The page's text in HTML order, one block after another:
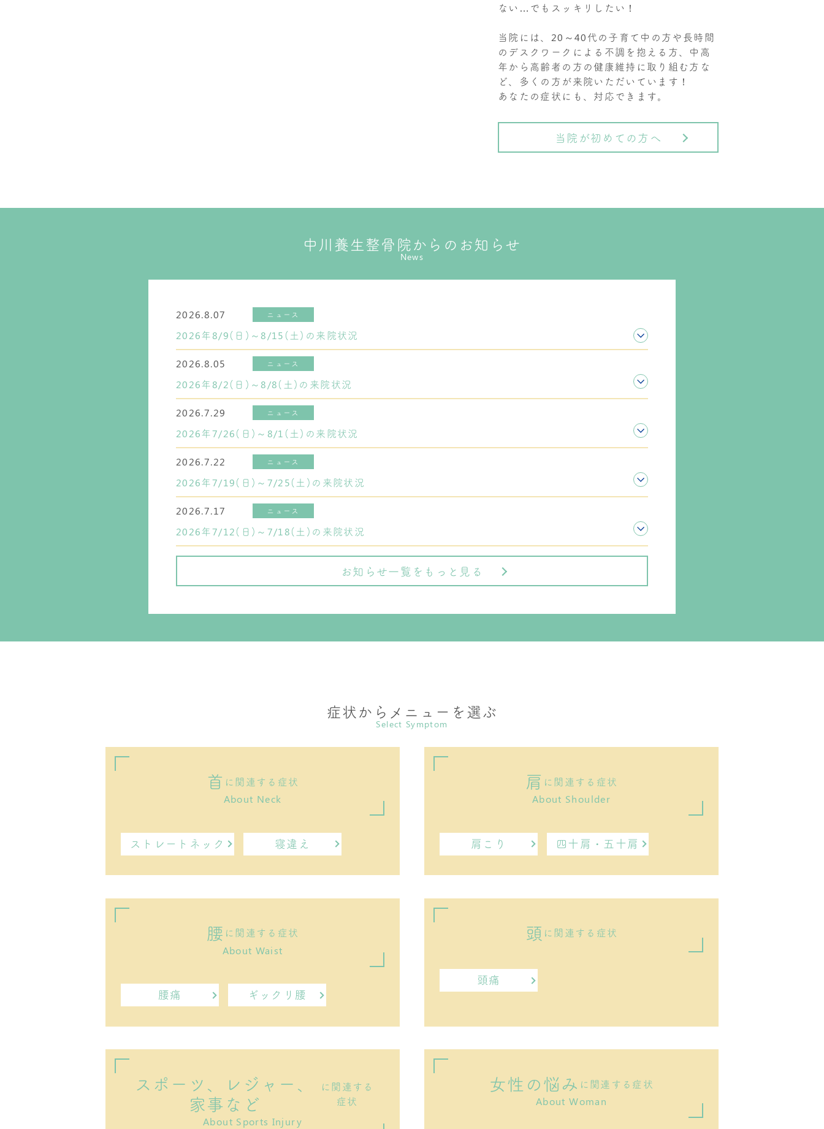
ない…でもスッキリしたい！
当院には、20～40代の子育て中の方や長時間
のデスクワークによる不調を抱える方、中高
年から高齢者の方の健康維持に取り組む方な
ど、多くの方が来院いただいています！
あなたの症状にも、対応できます。
当院が初めての方へ
中川養生整骨院からのお知らせ
News
2026.8.07 ニュース
2026年8/9(日)～8/15(土)の来院状況
2026.8.05 ニュース
2026年8/2(日)～8/8(土)の来院状況
2026.7.29 ニュース
2026年7/26(日)～8/1(土)の来院状況
2026.7.22 ニュース
2026年7/19(日)～7/25(土)の来院状況
2026.7.17 ニュース
2026年7/12(日)～7/18(土)の来院状況
お知らせ一覧をもっと見る
症状からメニューを選ぶ
Select Symptom
首 に関連する症状
About Neck
ストレートネック 寝違え
肩 に関連する症状
About Shoulder
肩こり 四十肩・五十肩
腰 に関連する症状
About Waist
腰痛 ギックリ腰
頭 に関連する症状
頭痛
スポーツ、レジャー、
家事など
に関連する
症状
About Sports Injury
女性の悩み に関連する症状
About Woman